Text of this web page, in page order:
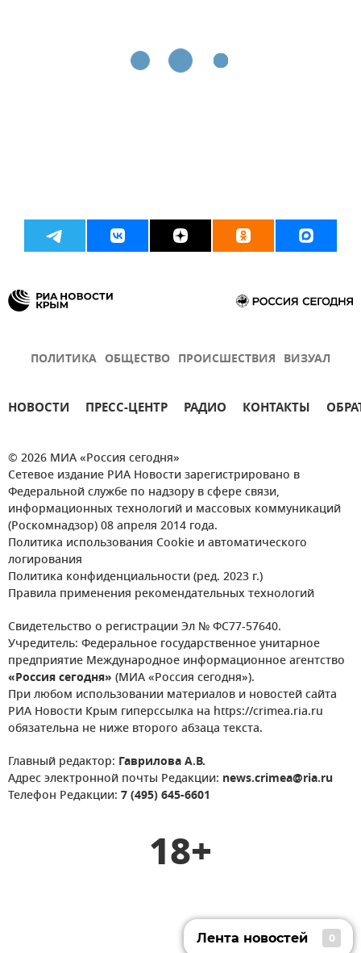
ПОЛИТИКА ОБЩЕСТВО ПРОИСШЕСТВИЯ ВИЗУАЛ
НОВОСТИ ПРЕСС-ЦЕНТР РАДИО КОНТАКТЫ
© 2026 МИА «Россия сегодня»
Сетевое издание РИА Новости зарегистрировано в
Федеральной службе по надзору в сфере связи,
информационных технологий и массовых коммуникаций
(Роскомнадзор) 08 апреля 2014 года.
Политика использования Cookie и автоматического
логирования
Политика конфиденциальности (ред. 2023 г.)
Правила применения рекомендательных технологий
Свидетельство о регистрации Эл № ФС77-57640.
Учредитель: Федеральное государственное унитарное
предприятие Международное информационное агентство
«Россия сегодня» (МИА «Россия сегодня»).
При любом использовании материалов и новостей сайта
РИА Новости Крым гиперссылка на https://crimea.ria.ru
обязательна не ниже второго абзаца текста.
Главный редактор: Гаврилова А.В.
Адрес электронной почты Редакции: news.crimea@ria.ru
Телефон Редакции: 7 (495) 645-6601
18+
Лента новостей 0